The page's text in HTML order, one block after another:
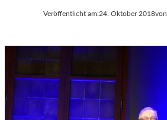
Veröffentlicht am:24. Oktober 2018von